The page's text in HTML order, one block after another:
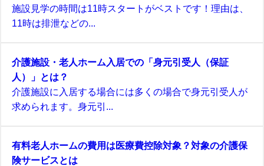
施設見学の時間は11時スタートがベストです！理由は、
11時は排泄などの...
介護施設・老人ホーム入居での「身元引受人（保証
人）」とは？
介護施設に入居する場合には多くの場合で身元引受人が
求められます。身元引...
有料老人ホームの費用は医療費控除対象？対象の介護保
険サービスとは